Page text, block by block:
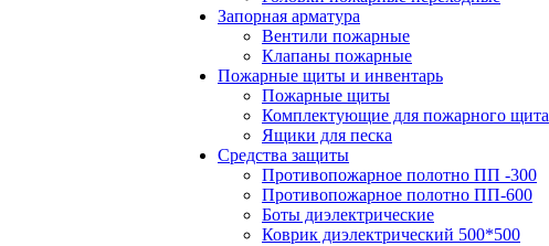
Запорная арматура
Вентили пожарные
Клапаны пожарные
Пожарные щиты и инвентарь
Пожарные щиты
Комплектующие для пожарного щита
Ящики для песка
Средства защиты
Противопожарное полотно ПП -300
Противопожарное полотно ПП-600
Боты диэлектрические
Коврик диэлектрический 500*500